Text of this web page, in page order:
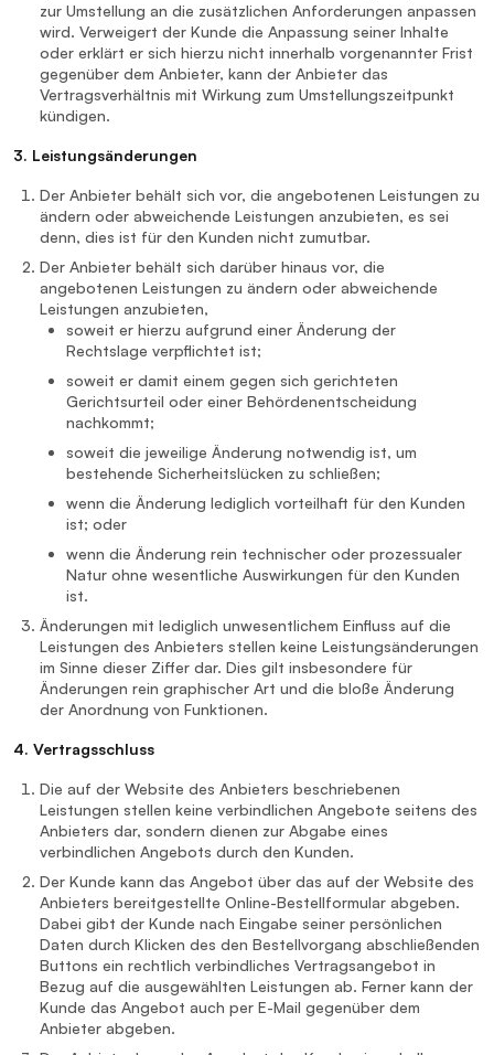
zur Umstellung an die zusätzlichen Anforderungen anpassen
wird. Verweigert der Kunde die Anpassung seiner Inhalte
oder erklärt er sich hierzu nicht innerhalb vorgenannter Frist
gegenüber dem Anbieter, kann der Anbieter das
Vertragsverhältnis mit Wirkung zum Umstellungszeitpunkt
kündigen.
3. Leistungsänderungen
Der Anbieter behält sich vor, die angebotenen Leistungen zu
ändern oder abweichende Leistungen anzubieten, es sei
denn, dies ist für den Kunden nicht zumutbar.
Der Anbieter behält sich darüber hinaus vor, die
angebotenen Leistungen zu ändern oder abweichende
Leistungen anzubieten,
soweit er hierzu aufgrund einer Änderung der
Rechtslage verpflichtet ist;
soweit er damit einem gegen sich gerichteten
Gerichtsurteil oder einer Behördenentscheidung
nachkommt;
soweit die jeweilige Änderung notwendig ist, um
bestehende Sicherheitslücken zu schließen;
wenn die Änderung lediglich vorteilhaft für den Kunden
ist; oder
wenn die Änderung rein technischer oder prozessualer
Natur ohne wesentliche Auswirkungen für den Kunden
ist.
Änderungen mit lediglich unwesentlichem Einfluss auf die
Leistungen des Anbieters stellen keine Leistungsänderungen
im Sinne dieser Ziffer dar. Dies gilt insbesondere für
Änderungen rein graphischer Art und die bloße Änderung
der Anordnung von Funktionen.
4. Vertragsschluss
Die auf der Website des Anbieters beschriebenen
Leistungen stellen keine verbindlichen Angebote seitens des
Anbieters dar, sondern dienen zur Abgabe eines
verbindlichen Angebots durch den Kunden.
Der Kunde kann das Angebot über das auf der Website des
Anbieters bereitgestellte Online-Bestellformular abgeben.
Dabei gibt der Kunde nach Eingabe seiner persönlichen
Daten durch Klicken des den Bestellvorgang abschließenden
Buttons ein rechtlich verbindliches Vertragsangebot in
Bezug auf die ausgewählten Leistungen ab. Ferner kann der
Kunde das Angebot auch per E-Mail gegenüber dem
Anbieter abgeben.